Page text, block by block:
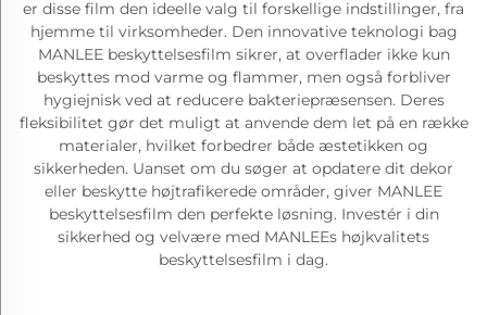
er disse film den ideelle valg til forskellige indstillinger, fra
hjemme til virksomheder. Den innovative teknologi bag
MANLEE beskyttelsesfilm sikrer, at overflader ikke kun
beskyttes mod varme og flammer, men også forbliver
hygiejnisk ved at reducere bakteriepræsensen. Deres
fleksibilitet gør det muligt at anvende dem let på en række
materialer, hvilket forbedrer både æstetikken og
sikkerheden. Uanset om du søger at opdatere dit dekor
eller beskytte højtrafikerede områder, giver MANLEE
beskyttelsesfilm den perfekte løsning. Investér i din
sikkerhed og velvære med MANLEEs højkvalitets
beskyttelsesfilm i dag.